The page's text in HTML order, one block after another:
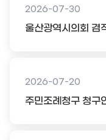
2026-07-30
울산광역시의회 겸
2026-07-20
주민조례청구 청구